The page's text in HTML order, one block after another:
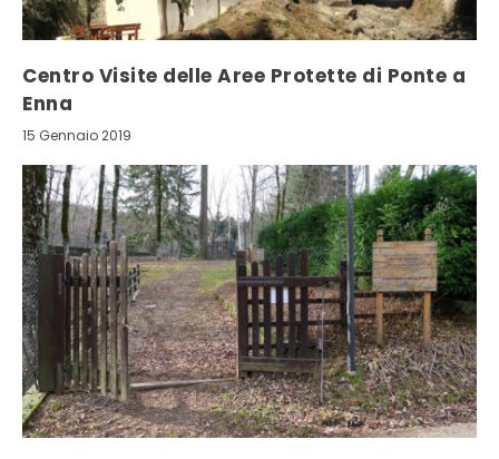
Centro Visite delle Aree Protette di Ponte a
Enna
15 Gennaio 2019